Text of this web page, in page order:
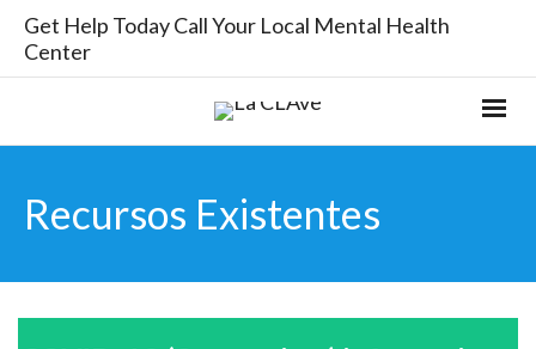
Get Help Today Call Your Local Mental Health
Center
Recursos Existentes